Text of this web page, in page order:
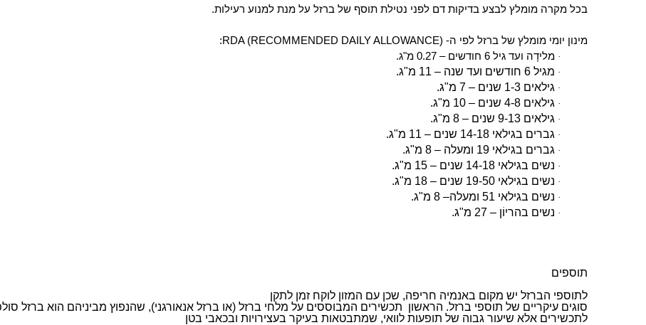
בכל מקרה מומלץ לבצע בדיקות דם לפני נטילת תוסף של ברזל על מנת למנוע רעילות.
מינון יומי מומלץ של ברזל לפי ה- (RDA (RECOMMENDED DAILY ALLOWANCE
:
· מלידָה ועד גיל 6 חודשים – 0.27 מ"ג.
· מגיל 6 חודשים ועד שנה – 11 מ"ג.
· גילאים 1-3 שנים – 7 מ"ג.
· גילאים 4-8 שנים – 10 מ"ג.
· גילאים 9-13 שנים – 8 מ"ג.
· גברים בגילאי 14-18 שנים – 11 מ"ג.
· גברים בגילאי 19 ומעלה – 8 מ"ג.
· נשים בגילאי 14-18 שנים – 15 מ"ג.
· נשים בגילאי 19-50 שנים – 18 מ"ג.
· נשים בגילאי 51 ומעלה– 8 מ"ג.
· נשים בהריוֹן – 27 מ"ג.
תוספים
לתוספי הברזל יש מקום באנמיה חריפה, שכן עם המזון לוקח זמן לתקן
לתכשירים אלא שיעור גבוה של תופעות לוואי, שמתבטאות בעיקר בעצירויות ובכאבי בטן